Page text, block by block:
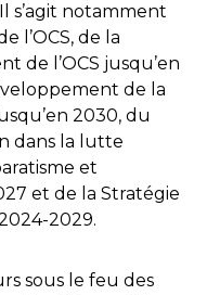
s’agit notamment
l’OCS, de la
de l’OCS jusqu’en
de la
2030, du
dans la lutte
et
et de la Stratégie
2029.
sous le feu des